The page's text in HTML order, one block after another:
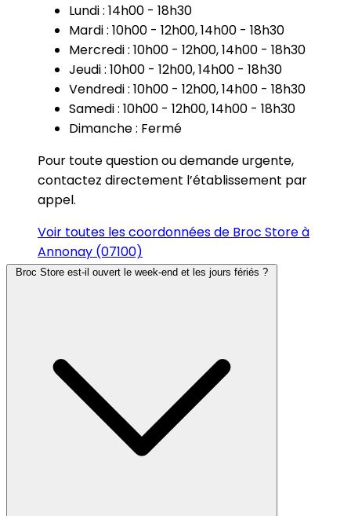
Lundi : 14h00 - 18h30
Mardi : 10h00 - 12h00, 14h00 - 18h30
Mercredi : 10h00 - 12h00, 14h00 - 18h30
Jeudi : 10h00 - 12h00, 14h00 - 18h30
Vendredi : 10h00 - 12h00, 14h00 - 18h30
Samedi : 10h00 - 12h00, 14h00 - 18h30
Dimanche : Fermé
Pour toute question ou demande urgente,
contactez directement l’établissement par
appel.
Voir toutes les coordonnées de Broc Store à
Annonay (07100)
Broc Store est-il ouvert le week-end et les jours fériés ?